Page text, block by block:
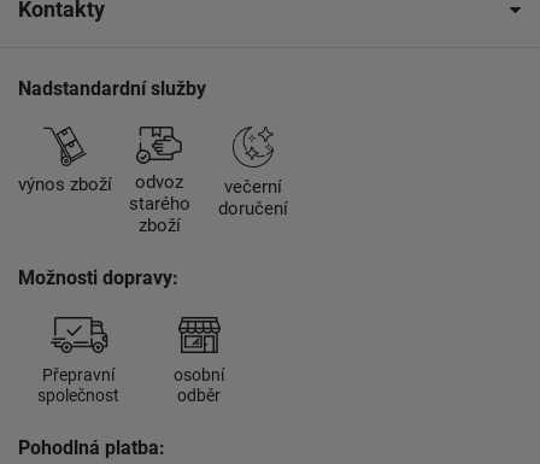
Kontakty
Nadstandardní služby
výnos zboží
odvoz
starého
zboží
večerní
doručení
Možnosti dopravy:
Přepravní
společnost
osobní
odběr
Pohodlná platba: